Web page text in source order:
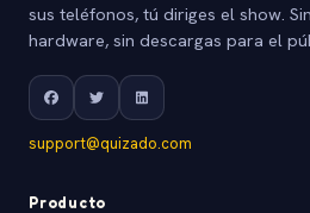
sus teléfonos, tú diriges el show. Sin
hardware, sin descargas para el
support@quizado.com
Producto